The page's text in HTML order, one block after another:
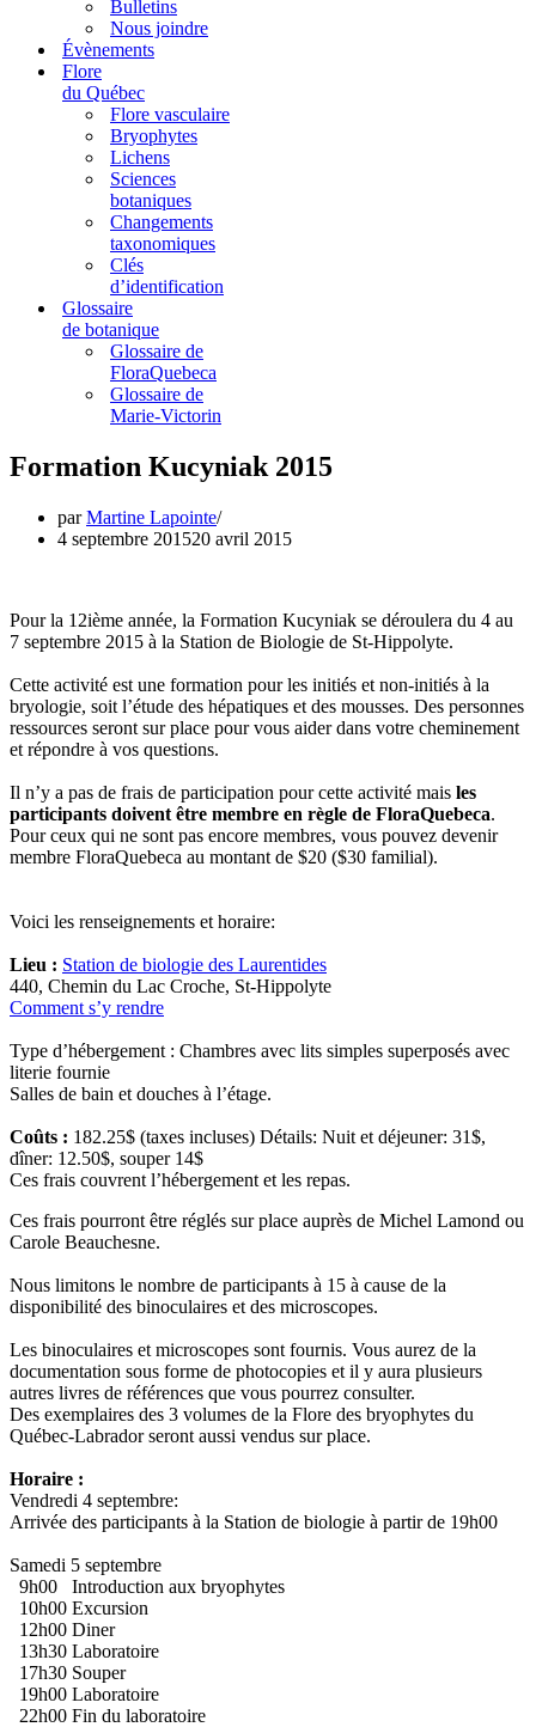
Bulletins
Nous joindre
Évènements
Flore
du Québec
Flore vasculaire
Bryophytes
Lichens
Sciences
botaniques
Changements
taxonomiques
Clés
d’identification
Glossaire
de botanique
Glossaire de
FloraQuebeca
Glossaire de
Marie-Victorin
Formation Kucyniak 2015
parMartine Lapointe
4 septembre 201520 avril 2015
Pour la 12ième année, la Formation Kucyniak se déroulera du 4 au
7 septembre 2015 à la Station de Biologie de St-Hippolyte.
Cette activité est une formation pour les initiés et non-initiés à la
bryologie, soit l’étude des hépatiques et des mousses. Des personnes
ressources seront sur place pour vous aider dans votre cheminement
et répondre à vos questions.
Il n’y a pas de frais de participation pour cette activité mais les
participants doivent être membre en règle de FloraQuebeca.
Pour ceux qui ne sont pas encore membres, vous pouvez devenir
membre FloraQuebeca au montant de $20 ($30 familial).
Voici les renseignements et horaire:
Lieu : Station de biologie des Laurentides
440, Chemin du Lac Croche, St-Hippolyte
Comment s’y rendre
Type d’hébergement : Chambres avec lits simples superposés avec
literie fournie
Salles de bain et douches à l’étage.
Coûts : 182.25$ (taxes incluses) Détails: Nuit et déjeuner: 31$,
dîner: 12.50$, souper 14$
Ces frais couvrent l’hébergement et les repas.
Ces frais pourront être réglés sur place auprès de Michel Lamond ou
Carole Beauchesne.
Nous limitons le nombre de participants à 15 à cause de la
disponibilité des binoculaires et des microscopes.
Les binoculaires et microscopes sont fournis. Vous aurez de la
documentation sous forme de photocopies et il y aura plusieurs
autres livres de références que vous pourrez consulter.
Des exemplaires des 3 volumes de la Flore des bryophytes du
Québec-Labrador seront aussi vendus sur place.
Horaire :
Vendredi 4 septembre:
Arrivée des participants à la Station de biologie à partir de 19h00
Samedi 5 septembre
9h00 Introduction aux bryophytes
10h00 Excursion
12h00 Diner
13h30 Laboratoire
17h30 Souper
19h00 Laboratoire
22h00 Fin du laboratoire